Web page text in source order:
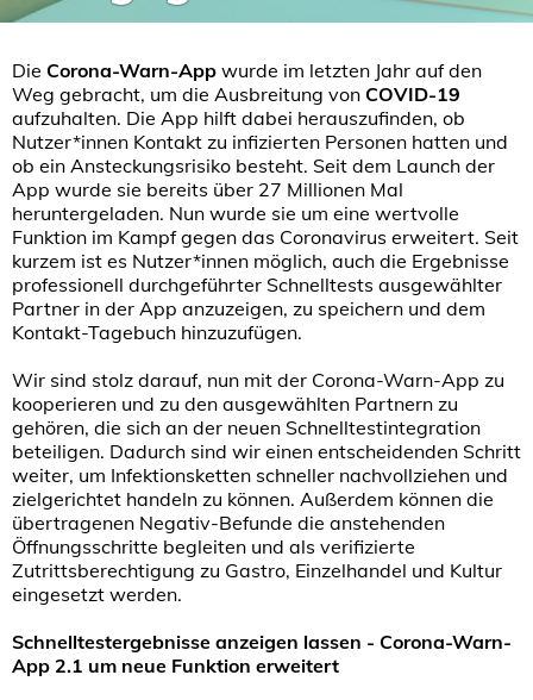
Die Corona-Warn-App wurde im letzten Jahr auf den
Weg gebracht, um die Ausbreitung von COVID-19
aufzuhalten. Die App hilft dabei herauszufinden, ob
Nutzer*innen Kontakt zu infizierten Personen hatten und
ob ein Ansteckungsrisiko besteht. Seit dem Launch der
App wurde sie bereits über 27 Millionen Mal
heruntergeladen. Nun wurde sie um eine wertvolle
Funktion im Kampf gegen das Coronavirus erweitert. Seit
kurzem ist es Nutzer*innen möglich, auch die Ergebnisse
professionell durchgeführter Schnelltests ausgewählter
Partner in der App anzuzeigen, zu speichern und dem
Kontakt-Tagebuch hinzuzufügen.
Wir sind stolz darauf, nun mit der Corona-Warn-App zu
kooperieren und zu den ausgewählten Partnern zu
gehören, die sich an der neuen Schnelltestintegration
beteiligen. Dadurch sind wir einen entscheidenden Schritt
weiter, um Infektionsketten schneller nachvollziehen und
zielgerichtet handeln zu können. Außerdem können die
übertragenen Negativ-Befunde die anstehenden
Öffnungsschritte begleiten und als verifizierte
Zutrittsberechtigung zu Gastro, Einzelhandel und Kultur
eingesetzt werden.
Schnelltestergebnisse anzeigen lassen - Corona-Warn-
App 2.1 um neue Funktion erweitert